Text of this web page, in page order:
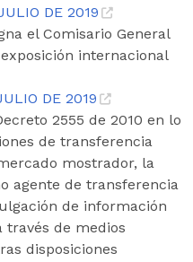
DE 2019
el Comisario General
internacional
DE 2019
2555 de 2010 en lo
de transferencia
mostrador, la
agente de transferencia
de información
través de medios
disposiciones